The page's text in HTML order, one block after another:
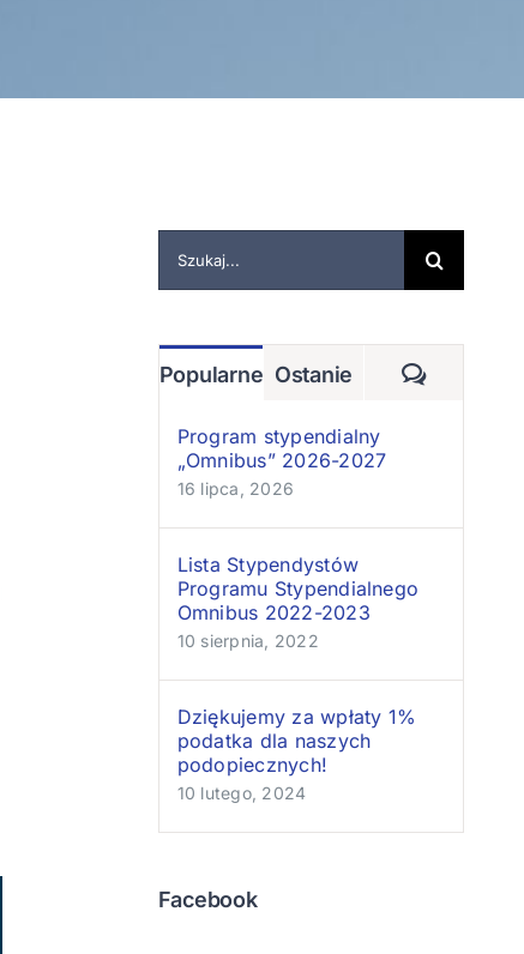
Popularne Ostanie
Program stypendialny
„Omnibus” 2026-2027
16 lipca, 2026
Lista Stypendystów
Programu Stypendialnego
Omnibus 2022-2023
10 sierpnia, 2022
Dziękujemy za wpłaty 1%
podatka dla naszych
podopiecznych!
10 lutego, 2024
Facebook